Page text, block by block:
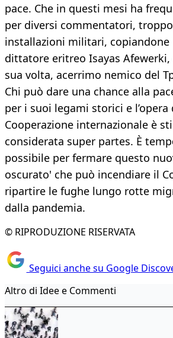
pace. Che in questi mesi ha
per diversi commentatori,
installazioni militari, copiandone
dittatore eritreo Isayas Afewerki,
sua volta, acerrimo nemico del
Chi può dare una chance alla
per i suoi legami storici e l’opera
Cooperazione internazionale è
considerata super partes. È
possibile per fermare questo
oscurato' che può incendiare il
ripartire le fughe lungo rotte
dalla pandemia.
© RIPRODUZIONE RISERVATA
Seguici anche su Google
Altro di Idee e Commenti